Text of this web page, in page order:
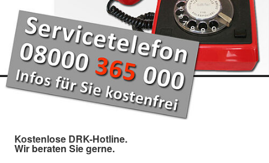
Kostenlose DRK-Hotline.
Wir beraten Sie gerne.